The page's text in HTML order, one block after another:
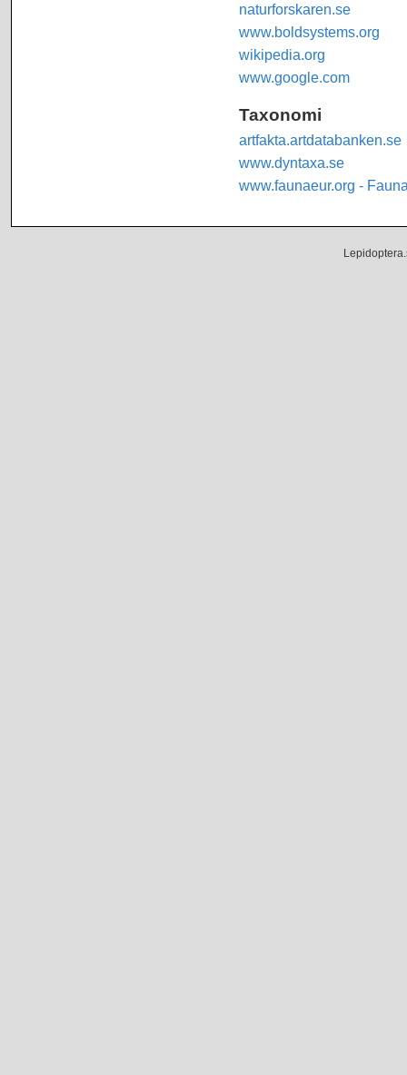
naturforskaren.se
www.boldsystems.org
wikipedia.org
www.google.com
Taxonomi
artfakta.artdatabanken.se
www.dyntaxa.se
www.faunaeur.org -